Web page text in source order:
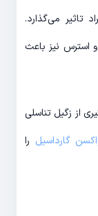
تاثیر می‌گذارد.
استرس نیز باعث
از زگیل تناسلی
گارداسیل را